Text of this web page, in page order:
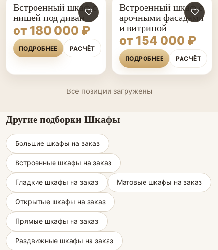
♡
Встроенный шкаф с
нишей под диван
от 180 000 ₽
ПОДРОБНЕЕ РАСЧЁТ
♡
Встроенный шкаф с
арочными фасадами
и витриной
от 154 000 ₽
ПОДРОБНЕЕ РАСЧЁТ
Все позиции загружены
Другие подборки Шкафы
Большие шкафы на заказ
Встроенные шкафы на заказ
Гладкие шкафы на заказ Матовые шкафы на заказ
Открытые шкафы на заказ
Прямые шкафы на заказ
Раздвижные шкафы на заказ